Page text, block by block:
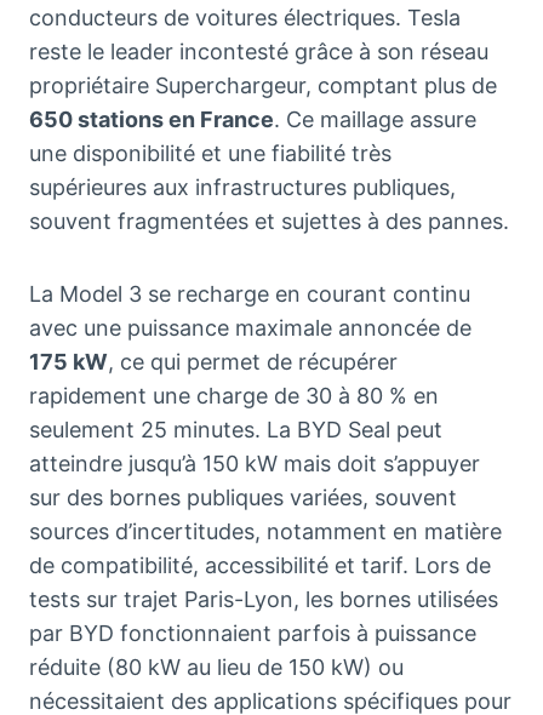
conducteurs de voitures électriques. Tesla
reste le leader incontesté grâce à son réseau
propriétaire Superchargeur, comptant plus de
650 stations en France. Ce maillage assure
une disponibilité et une fiabilité très
supérieures aux infrastructures publiques,
souvent fragmentées et sujettes à des pannes.
La Model 3 se recharge en courant continu
avec une puissance maximale annoncée de
175 kW, ce qui permet de récupérer
rapidement une charge de 30 à 80 % en
seulement 25 minutes. La BYD Seal peut
atteindre jusqu’à 150 kW mais doit s’appuyer
sur des bornes publiques variées, souvent
sources d’incertitudes, notamment en matière
de compatibilité, accessibilité et tarif. Lors de
tests sur trajet Paris-Lyon, les bornes utilisées
par BYD fonctionnaient parfois à puissance
réduite (80 kW au lieu de 150 kW) ou
nécessitaient des applications spécifiques pour